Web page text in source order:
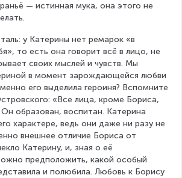
— истинная мука, она этого не
у Катерины нет ремарок «в
то есть она говорит всё в лицо, не
своих мыслей и чувств. Мы
в момент зарождающейся любви
его выделила героиня? Вспомните
«Все лица, кроме Бориса,
образован, воспитан. Катерина
характере, ведь они даже ни разу не
внешнее отличие Бориса от
Катерину, и, зная о её
предположить, какой особый
и полюбила. Любовь к Борису